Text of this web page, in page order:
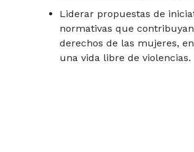
Liderar propuestas de
normativas que
derechos de las mujeres,
una vida libre de violencias.